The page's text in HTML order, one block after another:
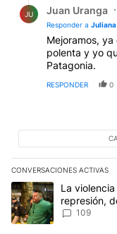
JU Juan Uranga
Responder a
Mejoramos,
polenta y yo
Patagonia.
RESPONDER 0
CONVERSACIONES ACTIVAS
Este listado muestra
Un artículo de
La
represión,
109